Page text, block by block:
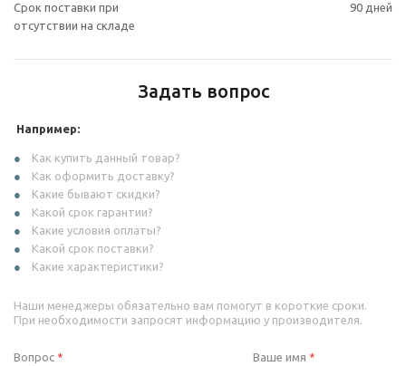
Срок поставки при
отсутствии на складе
90 дней
Задать вопрос
Например:
Как купить данный товар?
Как оформить доставку?
Какие бывают скидки?
Какой срок гарантии?
Какие условия оплаты?
Какой срок поставки?
Какие характеристики?
Наши менеджеры обязательно вам помогут в короткие сроки.
При необходимости запросят информацию у производителя.
Вопрос * Ваше имя *